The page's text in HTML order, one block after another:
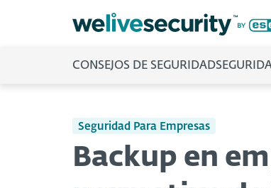
CONSEJOS DE SEGURIDAD
Seguridad Para Empresas
Backup en